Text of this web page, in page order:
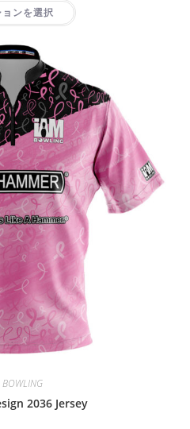
ンを選択
BOWLING
2036 Jersey